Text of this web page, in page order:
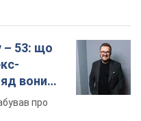
– 53: що
вони
про